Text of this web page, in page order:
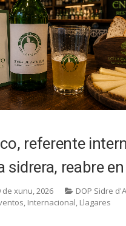
referente
sidrera, reabre
de xunu, 2026 DOP Sidre
, Internacional, Llagares